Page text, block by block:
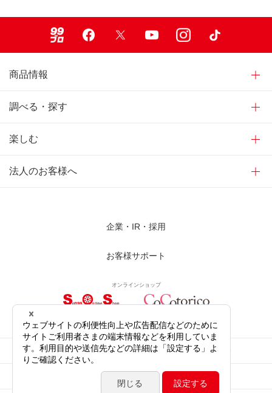
商品情報
調べる・探す
楽しむ
法人のお客様へ
企業・IR・採用
お客様サポート
オンラインショップ
サイトご利用にあたって プライバシーポリシー
サイトマップ